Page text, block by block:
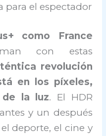
para el espectador
como France
con estas
revolución
en los píxeles,
la luz. El HDR
y un después
deporte, el cine y